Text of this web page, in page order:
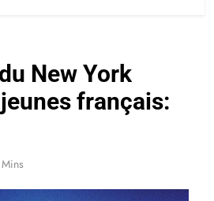
New York
français: